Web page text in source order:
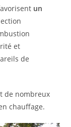
un
et
de
de nombreux
chauffage.